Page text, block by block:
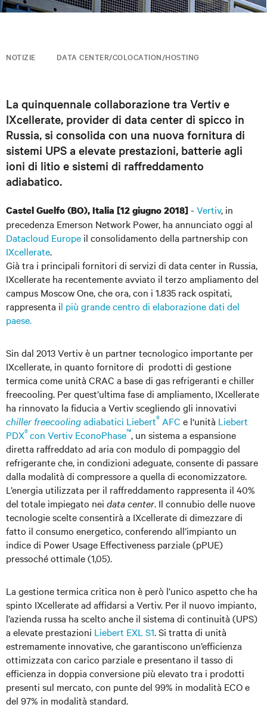
NOTIZIE DATA CENTER/COLOCATION/HOSTING
La quinquennale collaborazione tra Vertiv e
IXcellerate, provider di data center di spicco in
Russia, si consolida con una nuova fornitura di
sistemi UPS a elevate prestazioni, batterie agli
ioni di litio e sistemi di raffreddamento
adiabatico.
Castel Guelfo (BO), Italia [12 giugno 2018]- Vertiv, in
precedenza Emerson Network Power, ha annunciato oggi al
Datacloud Europe il consolidamento della partnership con
IXcellerate.
Già tra i principali fornitori di servizi di data center in Russia,
IXcellerate ha recentemente avviato il terzo ampliamento del
campus Moscow One, che ora, con i 1.835 rack ospitati,
rappresenta il più grande centro di elaborazione dati del
paese.
Sin dal 2013 Vertiv è un partner tecnologico importante per
IXcellerate, in quanto fornitore di prodotti di gestione
termica come unità CRAC a base di gas refrigeranti e chiller
freecooling. Per quest’ultima fase di ampliamento, IXcellerate
ha rinnovato la fiducia a Vertiv scegliendo gli innovativi
chiller freecoolingadiabatici Liebert® AFC e l‘unità Liebert
PDX®con Vertiv EconoPhase™, un sistema a espansione
diretta raffreddato ad aria con modulo di pompaggio del
refrigerante che, in condizioni adeguate, consente di passare
dalla modalità di compressore a quella di economizzatore.
L’energia utilizzata per il raffreddamento rappresenta il 40%
del totale impiegato nei data center. Il connubio delle nuove
tecnologie scelte consentirà a IXcellerate di dimezzare di
fatto il consumo energetico, conferendo all’impianto un
indice di Power Usage Effectiveness parziale (pPUE)
pressoché ottimale (1,05).
La gestione termica critica non è però l’unico aspetto che ha
spinto IXcellerate ad affidarsi a Vertiv. Per il nuovo impianto,
l’azienda russa ha scelto anche il sistema di continuità (UPS)
a elevate prestazioni Liebert EXL S1. Si tratta di unità
estremamente innovative, che garantiscono un’efficienza
ottimizzata con carico parziale e presentano il tasso di
efficienza in doppia conversione più elevato tra i prodotti
presenti sul mercato, con punte del 99% in modalità ECO e
del 97% in modalità standard.